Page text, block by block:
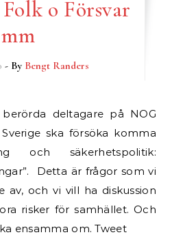
o Försvar
mm
- By Bengt Randers
ska försöka komma
och säkerhetspolitik:
Detta är frågor som vi
av, och vi vill ha diskussion
risker för samhället. Och
ensamma om. Tweet